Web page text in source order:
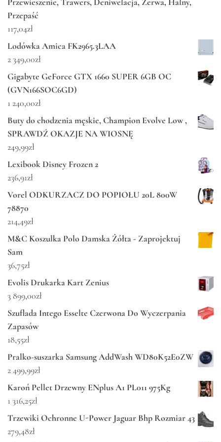
Przepaść
117,04zł
Lodówka Amica FK2965.3LAA
2 349,00zł
Gigabyte GeForce GTX 1660 SUPER 6GB OC
(GVN166SOC6GD)
1 240,00zł
Buty do chodzenia męskie, Champion Evolve Low ,
SPRAWDŹ OKAZJE NA WIOSNĘ
249,99zł
Lexibook Disney Frozen 2
236,91zł
Vorel ODKURZACZ DO POPIOŁU 20L 800W
78870
214,49zł
M&C Koszulka Polo Damska Żółta - Zaprojektuj
Sam
36,75zł
Evolis Drukarka Kart Zenius
3 899,00zł
Szuflada Intego Esselte Czerwona Do Wyczerpania
Zapasów
18,55zł
Pralko-suszarka Samsung AddWash WD80K52E0ZW
2 499,99zł
Karoń Pellet Drzewny ENplus A1 PL011 975Kg
1 316,25zł
Trzewiki Ochronne U-Power Jaguar Bhp Rozmiar 43
279,48zł